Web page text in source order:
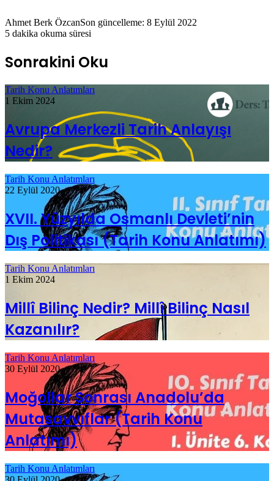
Ahmet Berk ÖzcanSon güncelleme: 8 Eylül 2022
5 dakika okuma süresi
Sonrakini Oku
Tarih Konu Anlatımları
1 Ekim 2024
Avrupa Merkezli Tarih Anlayışı
Nedir?
Tarih Konu Anlatımları
22 Eylül 2020
XVII. Yüzyılda Osmanlı Devleti’nin
Dış Politikası (Tarih Konu Anlatımı)
Tarih Konu Anlatımları
1 Ekim 2024
Millî Bilinç Nedir? Millî Bilinç Nasıl
Kazanılır?
Tarih Konu Anlatımları
30 Eylül 2020
Moğollar Sonrası Anadolu’da
Mutasavvıflar (Tarih Konu
Anlatımı)
Tarih Konu Anlatımları